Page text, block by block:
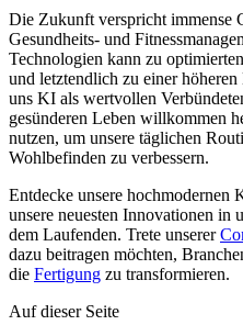
Die Zukunft verspricht immense
Gesundheits- und
Technologien kann zu
und letztendlich zu einer
uns KI als wertvollen
gesünderen Leben willkommen
nutzen, um unsere täglichen
Wohlbefinden zu verbessern.
Entdecke unsere hochmodernen
unsere neuesten Innovationen in
dem Laufenden. Trete unserer
dazu beitragen möchten,
die Fertigung zu transformieren.
Auf dieser Seite